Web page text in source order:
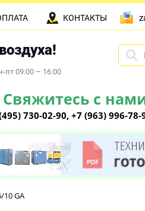
пт 09:00 – 16:00
с
730-02-90, +7 (963) 996-78-
КОНТАКТЫ
10 GA